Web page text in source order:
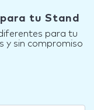
tu Stand
para tu
y sin compromiso